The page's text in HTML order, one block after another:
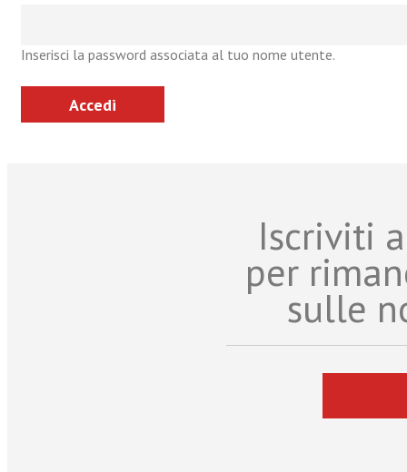
Inserisci la password associata al tuo nome utente.
Iscriviti
per
sulle